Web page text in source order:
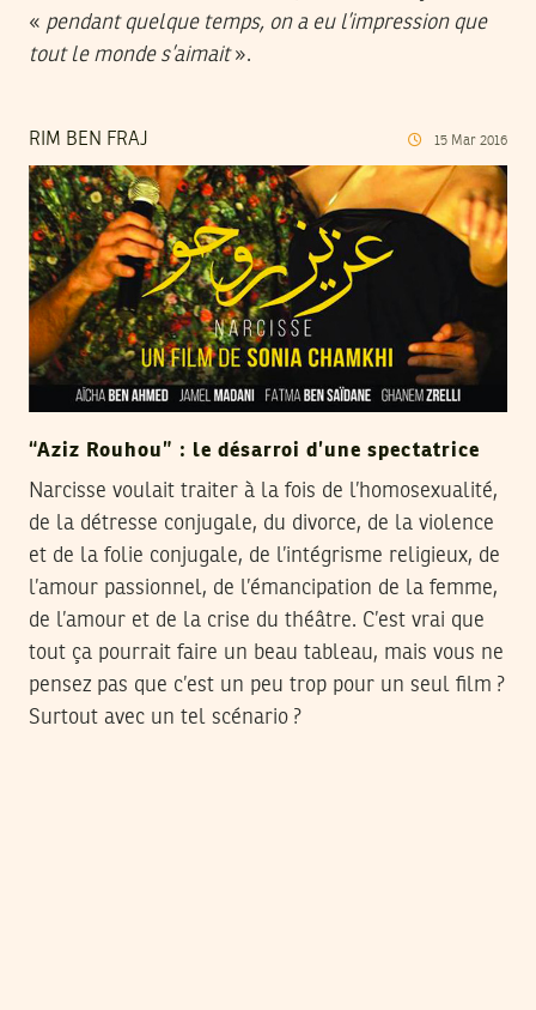
« pendant quelque temps, on a eu l’impression que
tout le monde s’aimait».
RIM BEN FRAJ 15 Mar 2016
“Aziz Rouhou” : le désarroi d’une spectatrice
Narcisse voulait traiter à la fois de l’homosexualité,
de la détresse conjugale, du divorce, de la violence
et de la folie conjugale, de l’intégrisme religieux, de
l’amour passionnel, de l’émancipation de la femme,
de l’amour et de la crise du théâtre. C’est vrai que
tout ça pourrait faire un beau tableau, mais vous ne
pensez pas que c’est un peu trop pour un seul film ?
Surtout avec un tel scénario ?